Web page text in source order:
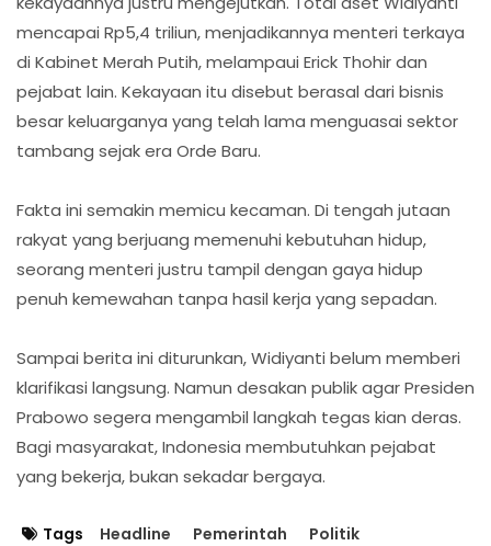
mencapai Rp5,4 triliun, menjadikannya menteri terkaya
di Kabinet Merah Putih, melampaui Erick Thohir dan
pejabat lain. Kekayaan itu disebut berasal dari bisnis
besar keluarganya yang telah lama menguasai sektor
tambang sejak era Orde Baru.
Fakta ini semakin memicu kecaman. Di tengah jutaan
rakyat yang berjuang memenuhi kebutuhan hidup,
seorang menteri justru tampil dengan gaya hidup
penuh kemewahan tanpa hasil kerja yang sepadan.
Sampai berita ini diturunkan, Widiyanti belum memberi
klarifikasi langsung. Namun desakan publik agar Presiden
Prabowo segera mengambil langkah tegas kian deras.
Bagi masyarakat, Indonesia membutuhkan pejabat
yang bekerja, bukan sekadar bergaya.
Tags Headline Pemerintah Politik